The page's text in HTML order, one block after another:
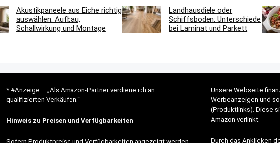
Akustikpaneele aus Eiche richtig
auswählen: Aufbau,
Schallwirkung und Montage
Landhausdiele oder
Schiffsboden: Unterschiede
bei Laminat und Parkett
* #Anzeige – „Als Amazon-Partner verdiene ich an
qualifizierten Verkäufen.“
Hinweis zu Preisen und Verfügbarkeiten
Sofern Produktpreise und Verfügbarkeiten angezeigt werden,
Unsere Webseite
Werbeanzeigen und
(Produktlinks). Diese
Amazon verlinkt.
Durch das Anklicken